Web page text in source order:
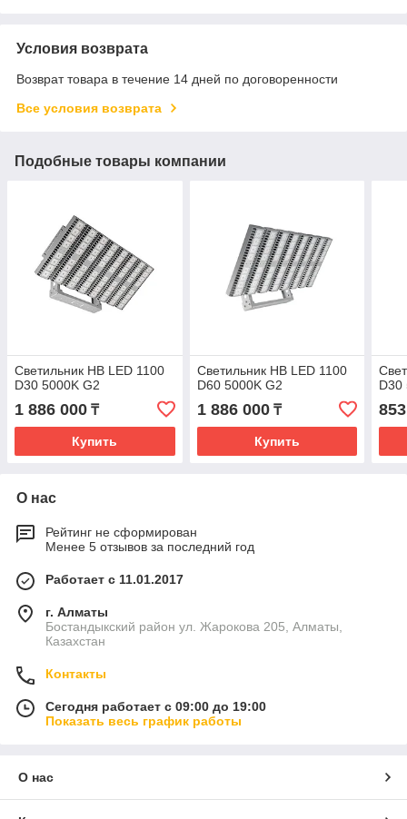
Условия возврата
Возврат товара в течение 14 дней по договоренности
Все условия возврата
Подобные товары компании
Светильник HB LED 1100
D30 5000K G2
1 886 000 ₸
Купить
Светильник HB LED 1100
D60 5000K G2
1 886 000₸
Купить
D30
О нас
Рейтинг не сформирован
Менее 5 отзывов за последний год
Работает с 11.01.2017
г. Алматы
Бостандыкский район ул. Жарокова 205, Алматы,
Казахстан
Контакты
Сегодня работает с 09:00 до 19:00
Показать весь график работы
О нас